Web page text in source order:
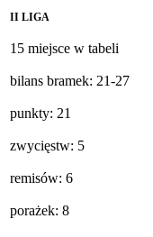
II LIGA
15 miejsce w tabeli
bilans bramek: 21-27
punkty: 21
zwycięstw: 5
remisów: 6
porażek: 8